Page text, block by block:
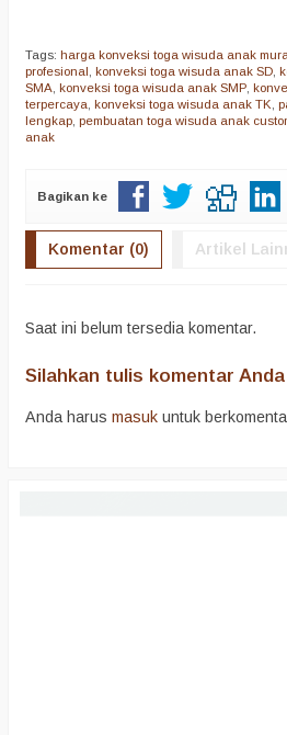
Tags: harga konveksi toga wisuda anak
profesional konveksi toga wisuda anak SD
SMA konveksi toga wisuda anak SMP
terpercaya konveksi toga wisuda anak TK
lengkap pembuatan toga wisuda anak
anak
Bagikan ke
Komentar (0) Artikel
Saat ini belum tersedia komentar.
Silahkan tulis komentar Anda
Anda harus masuk untuk